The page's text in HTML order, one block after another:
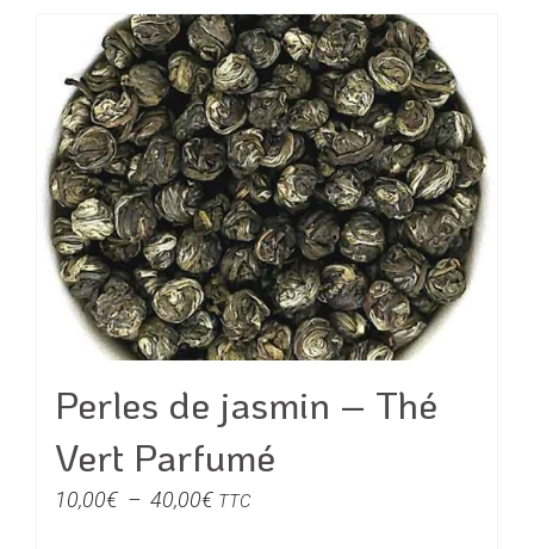
28,00€
a
plusieurs
variations.
Les
options
peuvent
être
choisies
sur
la
page
du
produit
Perles de jasmin – Thé
Vert Parfumé
10,00€ – 40,00€Plage
TTC